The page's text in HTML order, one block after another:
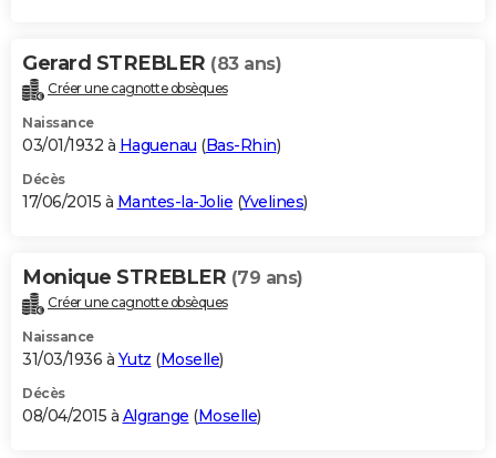
Gerard STREBLER (83 ans)
Créer une cagnotte obsèques
Naissance
03/01/1932 à Haguenau (Bas-Rhin)
Décès
17/06/2015 à Mantes-la-Jolie (Yvelines)
Monique STREBLER (79 ans)
Créer une cagnotte obsèques
Naissance
31/03/1936 à Yutz (Moselle)
Décès
08/04/2015 à Algrange (Moselle)